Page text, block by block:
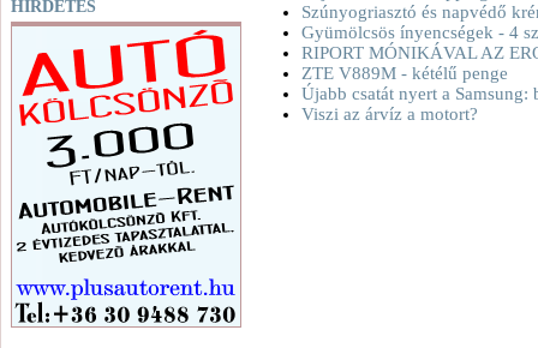
HIRDETÉS
Szúnyogriasztó és napvédő
Gyümölcsös ínyencségek - 4
RIPORT MÓNIKÁVAL AZ
ZTE V889M - kétélű penge
Újabb csatát nyert a
Viszi az árvíz a motort?